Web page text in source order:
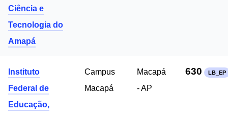
Ciência e
Tecnologia do
Amapá
Instituto
Federal de
Educação,
Campus
Macapá
Macapá
- AP
630 LB_EP